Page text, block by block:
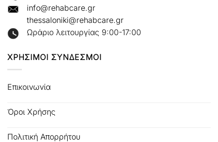
info@rehabcare.gr
thessaloniki@rehabcare.gr
Ωράριο λειτουργίας 9:00-17:00
ΧΡΗΣΙΜΟΙ ΣΥΝΔΕΣΜΟΙ
Επικοινωνία
Όροι Χρήσης
Πολιτική Απορρήτου